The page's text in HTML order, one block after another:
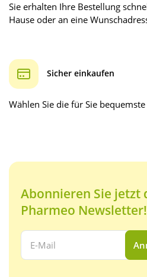
Sie erhalten Ihre Bestellung
Hause oder an eine
Sicher einkaufen
Wählen Sie die für Sie
Abonnieren Sie jetzt
Pharmeo Newsletter!
Ihre E-Mail Adresse: